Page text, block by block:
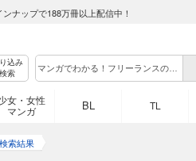
ナップで188万冊以上配信中！
込み
検索
女・女性
マンガ
BL TL
検索結果